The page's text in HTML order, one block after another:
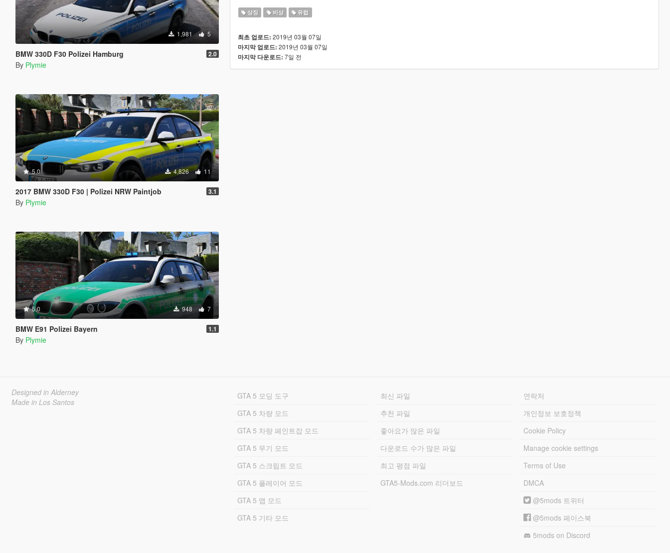
1,981 5
BMW 330D F30 Polizei Hamburg 2.0
By Plymie
5.0 4,826 11
2017 BMW 330D F30 | Polizei NRW Paintjob 3.1
By Plymie
5.0 948 7
BMW E91 Polizei Bayern 1.1
By Plymie
상징 비상 유럽
최초 업로드: 2019년 03월 07일
마지막 업로드: 2019년 03월 07일
마지막 다운로드: 7일 전
Designed in Alderney
Made in Los Santos
GTA 5 모딩 도구
GTA 5 차량 모드
GTA 5 차량 페인트잡 모드
GTA 5 무기 모드
GTA 5 스크립트 모드
GTA 5 플레이어 모드
GTA 5 맵 모드
GTA 5 기타 모드
최신 파일
추천 파일
좋아요가 많은 파일
다운로드 수가 많은 파일
최고 평점 파일
GTA5-Mods.com 리더보드
연락처
개인정보 보호정책
Cookie Policy
Manage cookie settings
Terms of Use
DMCA
@5mods 트위터
@5mods 페이스북
5mods on Discord